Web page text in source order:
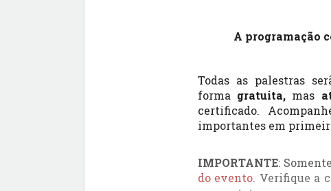
A programação
Todas as palestras
forma gratuita, mas
certificado.
importantes em
IMPORTANTE:
do evento. Verifique a